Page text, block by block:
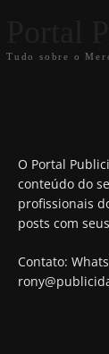
Tudo sobre o
O Portal
conteúdo do
profissionais
posts com
Contato: